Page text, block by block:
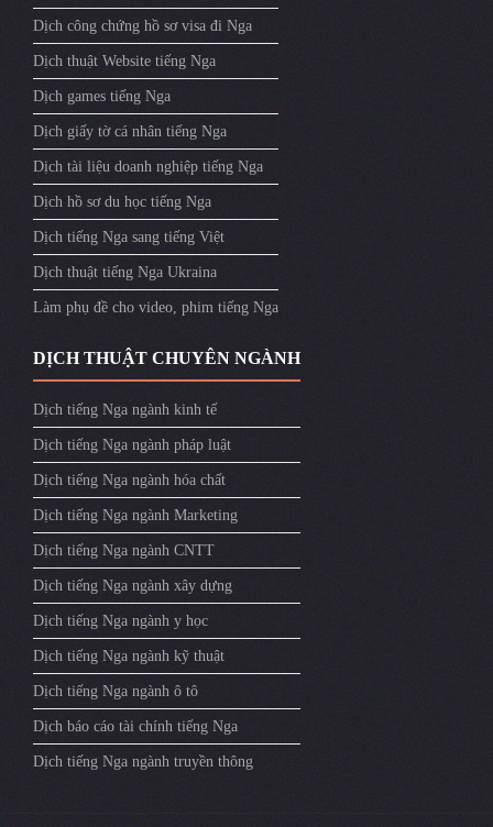
Dịch công chứng hồ sơ visa đi Nga
Dịch thuật Website tiếng Nga
Dịch games tiếng Nga
Dịch giấy tờ cá nhân tiếng Nga
Dịch tài liệu doanh nghiệp tiếng Nga
Dịch hồ sơ du học tiếng Nga
Dịch tiếng Nga sang tiếng Việt
Dịch thuật tiếng Nga Ukraina
Làm phụ đề cho video, phim tiếng Nga
DỊCH THUẬT CHUYÊN NGÀNH
Dịch tiếng Nga ngành kinh tế
Dịch tiếng Nga ngành pháp luật
Dịch tiếng Nga ngành hóa chất
Dịch tiếng Nga ngành Marketing
Dịch tiếng Nga ngành CNTT
Dịch tiếng Nga ngành xây dựng
Dịch tiếng Nga ngành y học
Dịch tiếng Nga ngành kỹ thuật
Dịch tiếng Nga ngành ô tô
Dịch báo cáo tài chính tiếng Nga
Dịch tiếng Nga ngành truyền thông